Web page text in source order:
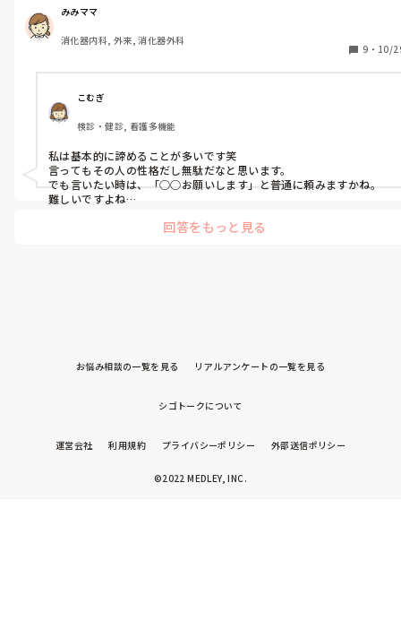
ると、自分の業務を上手く避けて他の看護師にしてもらおうとす
る看護師が何人か出てきています。師長さんが一人管理職でいる
のですが、あまりはっきりとはものを言わないタイプなので、仕
事をしない看護師にだんだん苛立ちを覚えてしまいます。皆さん
は年上の看護師に上手く仕事を振るときにどうされていますか？
また、仕事をしてもらうようにするにはどう工夫したらいいなど
の意見があれば教えてください。
みみママ
消化器内科, 外来, 消化器外科
9 ・ 10/
こむぎ
検診・健診, 看護多機能
私は基本的に諦めることが多いです笑
言ってもその人の性格だし無駄だなと思います。
でも言いたい時は、「○○お願いします」と普通に頼みますかね。
難しいですよね…
回答をもっと見る
お悩み相談の一覧を見る リアルアンケートの一覧を見る
シゴトークについて
運営会社 利用規約 プライバシーポリシー 外部送信ポリシー
©2022 MEDLEY, INC.